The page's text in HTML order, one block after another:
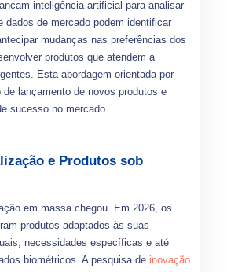
inteligência artificial para analisar
dados de mercado podem identificar
mudanças nas preferências dos
produtos que atendem a
Esta abordagem orientada por
lançamento de novos produtos e
sucesso no mercado.
e Produtos sob
em massa chegou. Em 2026, os
produtos adaptados às suas
necessidades específicas e até
biométricos. A pesquisa de inovação